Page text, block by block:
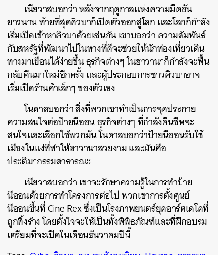
เนียวาสบอกว่า หลังจากฤดูกาลแห่งความมืดอัน
ยาวนาน ท้ายที่สุดคิวบาก็เปิดตัวออกสู่โลก และโลกก็กำลัง
เริ่มเปิดเข้าหาคิวบาด้วยเช่นกัน เขาบอกว่า ความสัมพันธ์
กับสหรัฐที่พัฒนาไปในทางที่ดีจะช่วยให้นักท่องเที่ยวเดิน
ทางมาเยือนได้ง่ายขึ้น ธุรกิจต่างๆ ในฮาวานาก็กำลังจะฟื้น
กลับคืนมาใหม่อีกครั้ง และผู้ประกอบการชาวคิวบาอาจ
เริ่มเปิดร้านค้าเล็กๆ ของตัวเอง
โนดาลบอกว่า สิ่งที่พวกเขาทำเป็นการจุดประกาย
ความสนใจต่อป้ายนีออน ธุรกิจต่างๆ ที่กำลังคืนชีพจะ
สนใจและเลือกใช้พวกมัน โนดาลบอกว่าป้ายนีออนรับใช้
เมืองในแง่ที่ทำให้ฮาวานาสวยงาม และมันคือ
ประติมากรรมสาธารณะ
เนียวาสบอกว่า เขาจะรักษาความรู้ในการทำป้าย
นีออนด้วยการทำโครงการต่อไป พวกเขาการตั้งศูนย์
นีออนขึ้นที่ Cine Rex ซึ่งเป็นโรงภาพยนตร์ยุคอาร์ตเดโคที่
ถูกทิ้งร้าง โดยตั้งใจจะให้เป็นทั้งพิพิธภัณฑ์และที่ฝึกอบรม
เตรียมที่จะเปิดในเดือนธันวาคมปีนี้